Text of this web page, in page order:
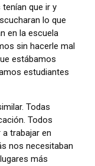
que ir y
lo que
en la escuela
sin hacerle mal
estábamos
estudiantes
Todas
Todos
trabajar en
nos necesitaban
más